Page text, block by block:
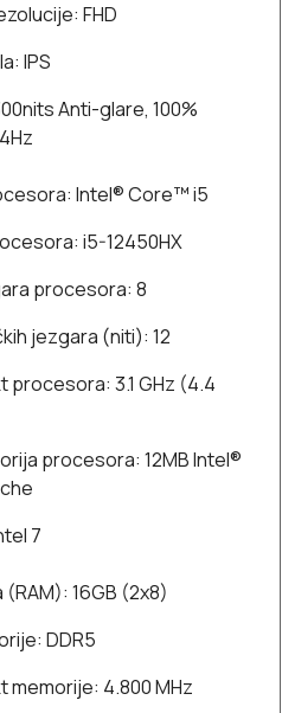
FHD
IPS
Anti-glare, 100%
Intel® Core™ i5
i5-12450HX
procesora: 8
jezgara (niti): 12
procesora: 3.1 GHz (4.4
procesora: 12MB Intel®
7
16GB (2x8)
DDR5
memorije: 4.800 MHz